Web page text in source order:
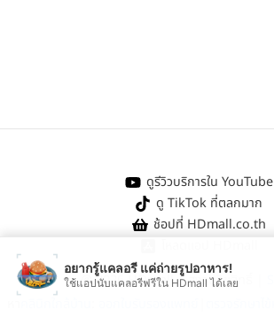
ดูรีวิวบริการใน YouTube
ดู TikTok ที่ตลกมาก
ช้อปที่ HDmall.co.th
@ 2026 HDmall | สงวนลิขสิทธิ์ |
อยากรู้แคลอรี แค่ถ่ายรูปอาหาร!
ใช้แอปนับแคลอรีฟรีใน HDmall ได้เลย